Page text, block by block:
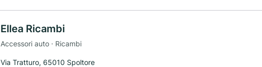
Ellea Ricambi
Accessori auto · Ricambi
Via Tratturo, 65010 Spoltore